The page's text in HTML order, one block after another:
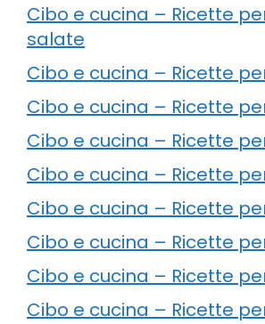
Cibo e cucina – Ricette
salate
Cibo e cucina – Ricette
Cibo e cucina – Ricette
Cibo e cucina – Ricette
Cibo e cucina – Ricette
Cibo e cucina – Ricette
Cibo e cucina – Ricette
Cibo e cucina – Ricette
Cibo e cucina – Ricette